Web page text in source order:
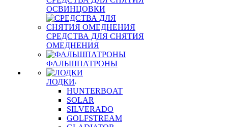
ОСВИНЦОВКИ
СРЕДСТВА ДЛЯ СНЯТИЯ
ОМЕДНЕНИЯ
ФАЛЬШПАТРОНЫ
ЛОДКИ
HUNTERBOAT
SOLAR
SILVERADO
GOLFSTREAM